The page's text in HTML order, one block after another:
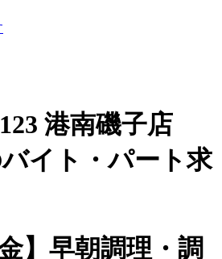
港南磯子店
バイト・パート求
】早朝調理・調